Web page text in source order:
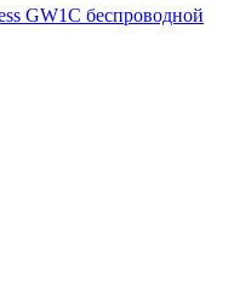
GW1C беспроводной